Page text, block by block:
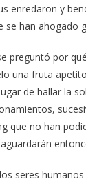
enredaron y
se han ahogado
preguntó por
una fruta
de hallar la
que no han
seres